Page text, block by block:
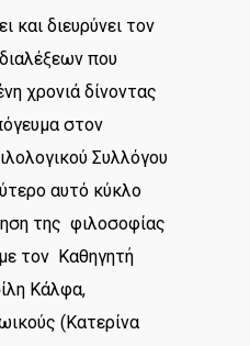
και διευρύνει τον
που
χρονιά δίνοντας
στον
Συλλόγου
αυτό κύκλο
της φιλοσοφίας
τον Καθηγητή
Κάλφα,
(Κατερίνα